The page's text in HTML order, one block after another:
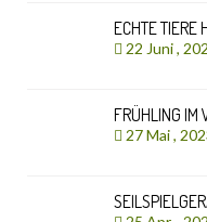
ECHTE TIERE
22 Juni ,
FRÜHLING IM
27 Mai ,